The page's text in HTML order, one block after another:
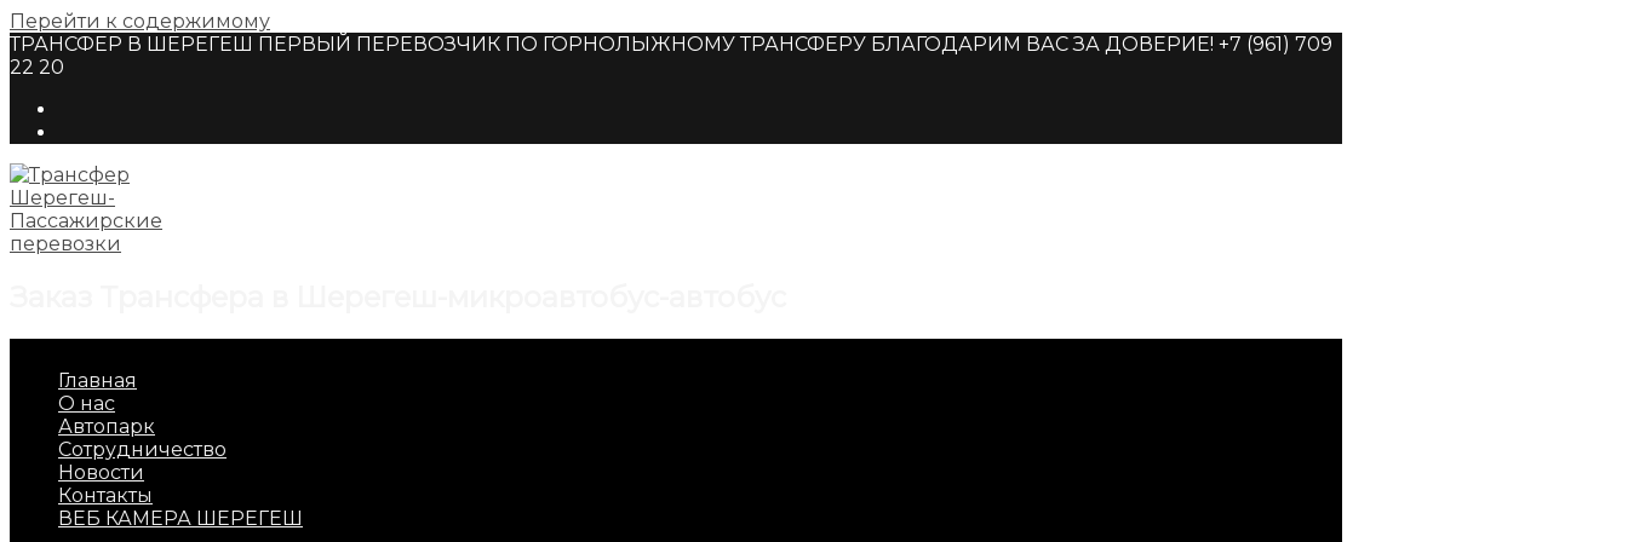
Перейти к содержимому
ТРАНСФЕР В ШЕРЕГЕШ ПЕРВЫЙ ПЕРЕВОЗЧИК ПО ГОРНОЛЫЖНОМУ ТРАНСФЕРУ БЛАГОДАРИМ ВАС ЗА ДОВЕРИЕ! +7 (961) 709
22 20
Главная
О нас
Автопарк
Сотрудничество
Новости
Контакты
ВЕБ КАМЕРА ШЕРЕГЕШ